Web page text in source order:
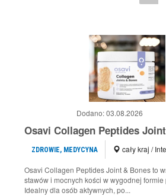
Dodano:03.08.2026
Osavi Collagen Peptides
ZDROWIE, MEDYCYNA cały kraj /
Osavi Collagen Peptides Joint & Bones to
stawów i mocnych kości w wygodnej
Idealny dla osób aktywnych, po...